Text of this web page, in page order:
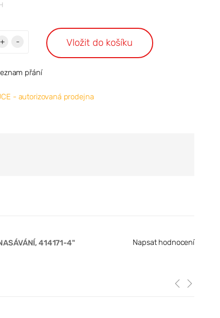
+
- Vložit do košíku
přání
- autorizovaná prodejna
Napsat hodnocení
414171-4"